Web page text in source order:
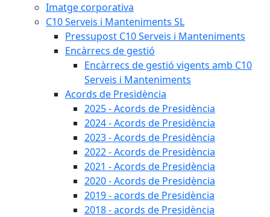
Imatge corporativa
C10 Serveis i Manteniments SL
Pressupost C10 Serveis i Manteniments
Encàrrecs de gestió
Encàrrecs de gestió vigents amb C10
Serveis i Manteniments
Acords de Presidència
2025 - Acords de Presidència
2024 - Acords de Presidència
2023 - Acords de Presidència
2022 - Acords de Presidència
2021 - Acords de Presidència
2020 - Acords de Presidència
2019 - acords de Presidència
2018 - acords de Presidència